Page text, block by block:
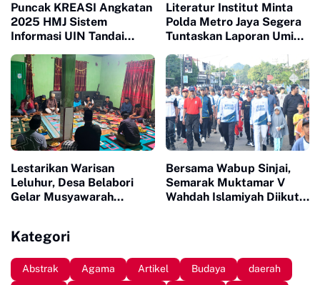
Puncak KREASI Angkatan
2025 HMJ Sistem
Informasi UIN Tandai
Literatur Institut Minta
Polda Metro Jaya Segera
Tuntaskan Laporan Umi
Lestarikan Warisan
Leluhur, Desa Belabori
Gelar Musyawarah
Bersama Wabup Sinjai,
Semarak Muktamar V
Wahdah Islamiyah Diikuti
Kategori
Abstrak Agama Artikel Budaya
daerah